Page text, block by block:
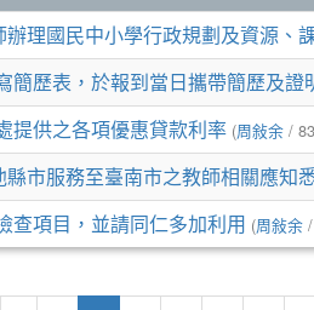
理國民中小學行政規劃及資源、
歷表，於報到當日攜帶簡歷及
提供之各項優惠貸款利率 (周敍余 /
市服務至臺南市之教師相關應知
查項目，並請同仁多加利用 (周敍余